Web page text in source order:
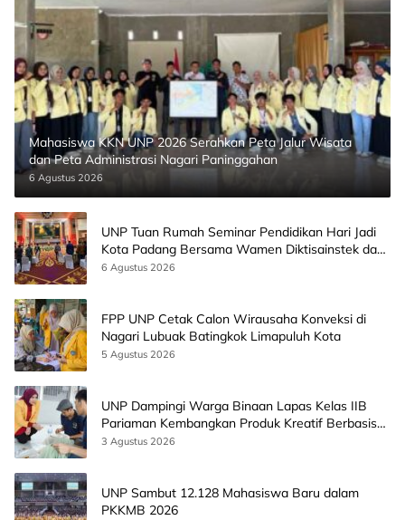
Mahasiswa KKN UNP 2026 Serahkan Peta Jalur Wisata
dan Peta Administrasi Nagari Paninggahan
6 Agustus 2026
UNP Tuan Rumah Seminar Pendidikan Hari Jadi
Kota Padang Bersama Wamen Diktisainstek dan
CEO EMGS Malaysia
6 Agustus 2026
FPP UNP Cetak Calon Wirausaha Konveksi di
Nagari Lubuak Batingkok Limapuluh Kota
5 Agustus 2026
UNP Dampingi Warga Binaan Lapas Kelas IIB
Pariaman Kembangkan Produk Kreatif Berbasis
AI
3 Agustus 2026
UNP Sambut 12.128 Mahasiswa Baru dalam
PKKMB 2026